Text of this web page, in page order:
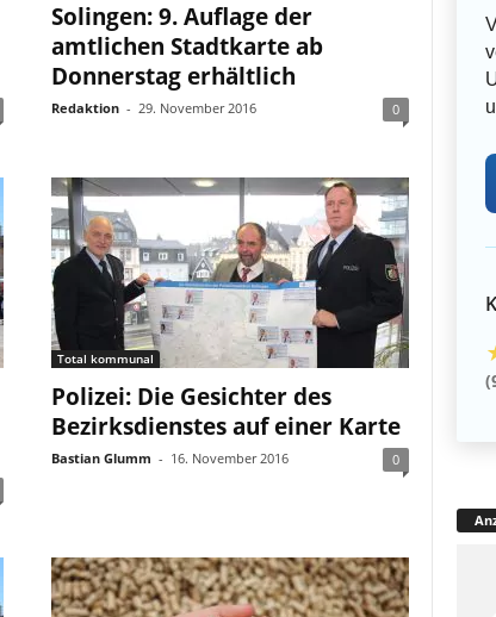
Solingen: 9. Auflage der
amtlichen Stadtkarte ab
Donnerstag erhältlich
Redaktion - 29. November 2016 0
Total kommunal
Polizei: Die Gesichter des
Bezirksdienstes auf einer Karte
Bastian Glumm - 16. November 2016 0